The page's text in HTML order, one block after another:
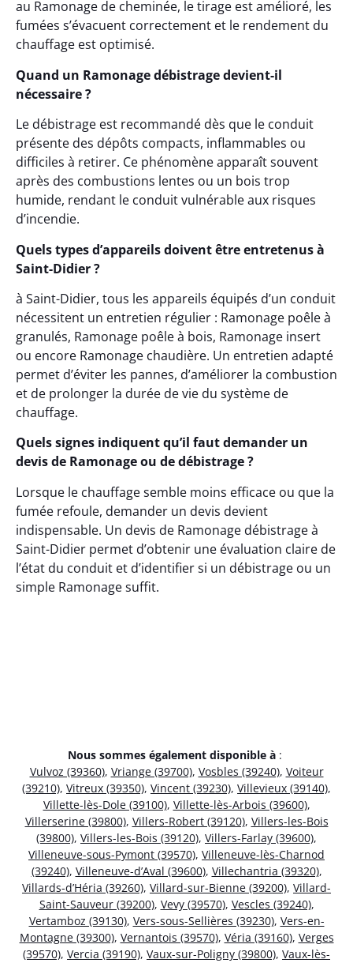
au Ramonage de cheminée, le tirage est amélioré, les
fumées s’évacuent correctement et le rendement du
chauffage est optimisé.
Quand un Ramonage débistrage devient-il
nécessaire ?
Le débistrage est recommandé dès que le conduit
présente des dépôts compacts, inflammables ou
difficiles à retirer. Ce phénomène apparaît souvent
après des combustions lentes ou un bois trop
humide, rendant le conduit vulnérable aux risques
d’incendie.
Quels types d’appareils doivent être entretenus à
Saint-Didier ?
à Saint-Didier, tous les appareils équipés d’un conduit
nécessitent un entretien régulier : Ramonage poêle à
granulés, Ramonage poêle à bois, Ramonage insert
ou encore Ramonage chaudière. Un entretien adapté
permet d’éviter les pannes, d’améliorer la combustion
et de prolonger la durée de vie du système de
chauffage.
Quels signes indiquent qu’il faut demander un
devis de Ramonage ou de débistrage ?
Lorsque le chauffage semble moins efficace ou que la
fumée refoule, demander un devis devient
indispensable. Un devis de Ramonage débistrage à
Saint-Didier permet d’obtenir une évaluation claire de
l’état du conduit et d’identifier si un débistrage ou un
simple Ramonage suffit.
Nous sommes également disponible à :
Vulvoz (39360), Vriange (39700), Vosbles (39240), Voiteur
(39210), Vitreux (39350), Vincent (39230), Villevieux (39140),
Villette-lès-Dole (39100), Villette-lès-Arbois (39600),
Villerserine (39800), Villers-Robert (39120), Villers-les-Bois
(39800), Villers-les-Bois (39120), Villers-Farlay (39600),
Villeneuve-sous-Pymont (39570), Villeneuve-lès-Charnod
(39240), Villeneuve-d’Aval (39600), Villechantria (39320),
Villards-d’Héria (39260), Villard-sur-Bienne (39200), Villard-
Saint-Sauveur (39200), Vevy (39570), Vescles (39240),
Vertamboz (39130), Vers-sous-Sellières (39230), Vers-en-
Montagne (39300), Vernantois (39570), Véria (39160), Verges
(39570), Vercia (39190), Vaux-sur-Poligny (39800), Vaux-lès-